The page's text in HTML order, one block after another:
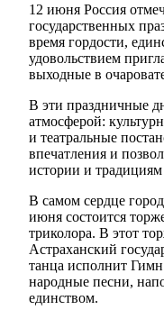
12 июня Россия
государственных
время гордости,
удовольствием
выходные в
В эти праздничные
атмосферой:
и театральные
впечатления и
истории и
В самом сердце
июня состоится
триколора. В этот
Астраханский
танца исполнит
народные песни,
единством.